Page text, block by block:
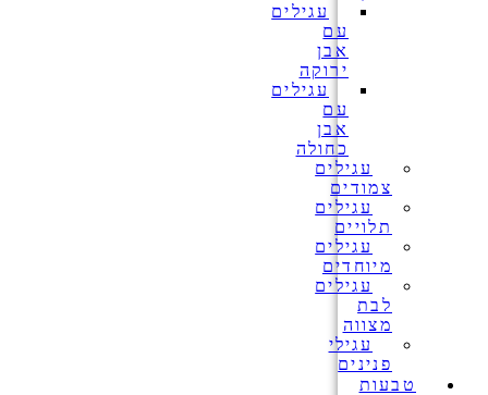
עגילים
עם
אבן
ירוקה
עגילים
עם
אבן
כחולה
עגילים
צמודים
עגילים
תלויים
עגילים
מיוחדים
עגילים
לבת
מצווה
עגילי
פנינים
טבעות